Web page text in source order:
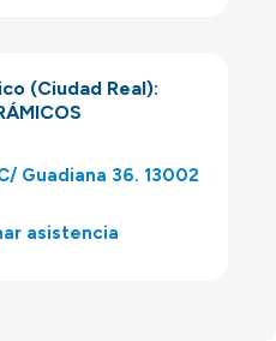
(Ciudad Real):
Guadiana 36. 13002
asistencia